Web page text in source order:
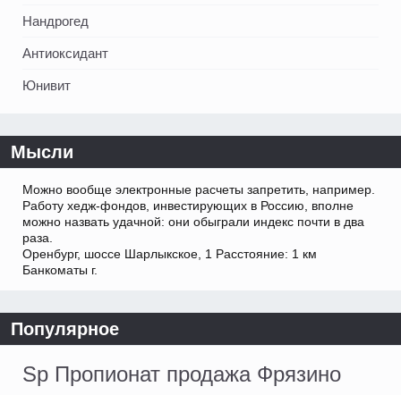
Нандрогед
Антиоксидант
Юнивит
Мысли
Можно вообще электронные расчеты запретить, например.
Работу хедж-фондов, инвестирующих в Россию, вполне
можно назвать удачной: они обыграли индекс почти в два
раза.
Оренбург, шоссе Шарлыкское, 1 Расстояние: 1 км
Банкоматы г.
Популярное
Sp Пропионат продажа Фрязино